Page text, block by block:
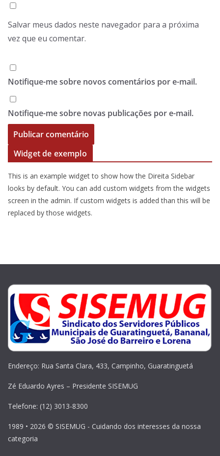
Salvar meus dados neste navegador para a próxima
vez que eu comentar.
Notifique-me sobre novos comentários por e-mail.
Notifique-me sobre novas publicações por e-mail.
Widget de exemplo
This is an example widget to show how the Direita Sidebar
looks by default. You can add custom widgets from the widgets
screen in the admin. If custom widgets is added than this will be
replaced by those widgets.
Endereço: Rua Santa Clara, 433, Campinho, Guaratinguetá
Zé Eduardo Ayres – Presidente SISEMUG
Telefone: (12) 3013-8300
1989 • 2026 © SISEMUG - Cuidando dos interesses da nossa
categoria